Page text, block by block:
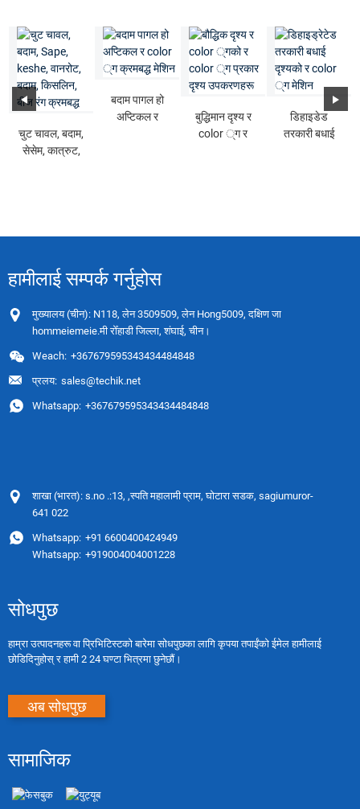
चुट चावल, बदाम,
सेसेम, कात्रुट,
बदाम पागल हो
अप्टिकल र
बुद्धिमान दृश्य र
color ्ग र
डिहाइडेड
तरकारी बधाई
हामीलाई सम्पर्क गर्नुहोस
मुख्यालय (चीन): N118, लेन 3509509, लेन Hong5009, दक्षिण जा
hommeiemeie.मी रोँहाडी जिल्ला, शंघाई, चीन।
Weach: +367679595343434484848
प्रलय: sales@techik.net
Whatsapp: +367679595343434484848
शाखा (भारत): s.no .:13, ,स्पति महालामी प्राम, घोटारा सडक, sagiumuror-
641 022
Whatsapp: +91 6600400424949
Whatsapp: +919004004001228
सोधपुछ
हाम्रा उत्पादनहरू वा प्रिभिटिस्टको बारेमा सोधपुछका लागि कृपया तपाईंको ईमेल हामीलाई
छोडिदिनुहोस् र हामी 2 24 घण्टा भित्रमा छुनेछौं।
अब सोधपुछ
सामाजिक